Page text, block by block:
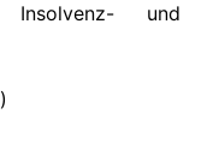
Insolvenz- und